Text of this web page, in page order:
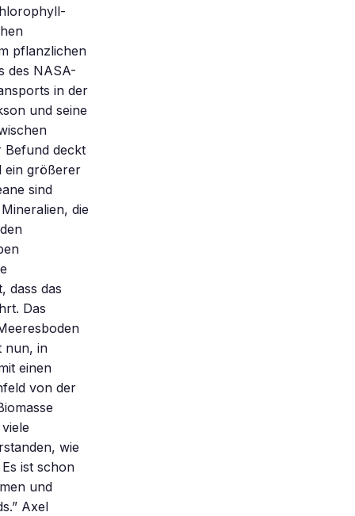
pflanzlichen
des NASA-
in der
und seine
Befund deckt
ein größerer
sind
die
dass das
Das
nun, in
einen
von der
wie
ist schon
und
Axel